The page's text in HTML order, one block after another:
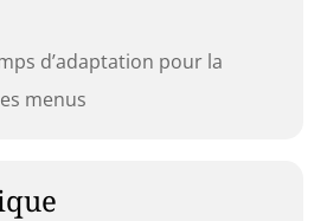
d’adaptation pour la
menus